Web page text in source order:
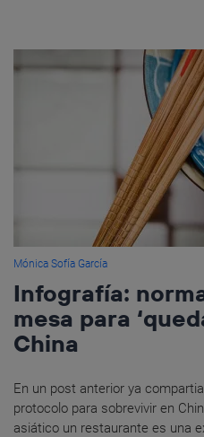
Mónica Sofía García
Infografía:
mesa para
China
En un post anterior ya
protocolo para sobrevivir en
asiático un restaurante es una